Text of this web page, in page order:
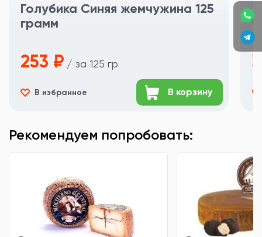
Голубика Синяя жемчужина 125
грамм
253 ₽ / за 125 гр
В корзину
В избранное
Рекомендуем попробовать: